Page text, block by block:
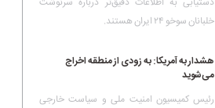
خلبانان سوخو ۲۴ ایران هستند.
هشدار به آمریکا: به زودی از منطقه اخراج
می‌شوید
رئیس کمیسیون امنیت ملی و سیاست خارجی